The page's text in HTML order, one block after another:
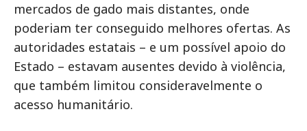
mercados de gado mais distantes, onde
poderiam ter conseguido melhores ofertas. As
autoridades estatais – e um possível apoio do
Estado – estavam ausentes devido à violência,
que também limitou consideravelmente o
acesso humanitário.